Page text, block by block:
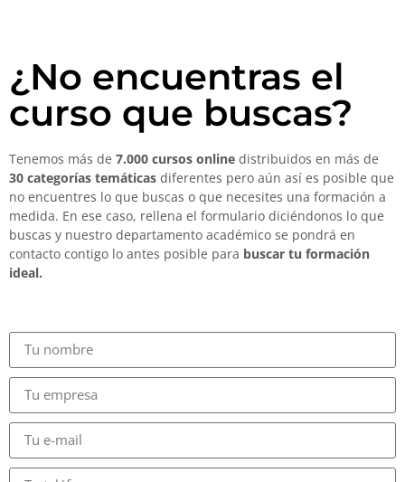
¿No encuentras el
curso que buscas?
Tenemos más de 7.000 cursos online distribuidos en más de
30 categorías temáticas diferentes pero aún así es posible que
no encuentres lo que buscas o que necesites una formación a
medida. En ese caso, rellena el formulario diciéndonos lo que
buscas y nuestro departamento académico se pondrá en
contacto contigo lo antes posible para buscar tu formación
ideal.